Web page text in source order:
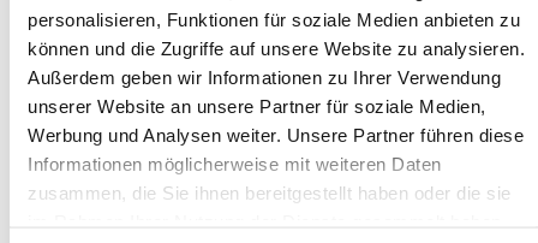
personalisieren, Funktionen für soziale Medien anbieten zu
können und die Zugriffe auf unsere Website zu analysieren.
Außerdem geben wir Informationen zu Ihrer Verwendung
unserer Website an unsere Partner für soziale Medien,
Werbung und Analysen weiter. Unsere Partner führen diese
Informationen möglicherweise mit weiteren Daten
zusammen, die Sie ihnen bereitgestellt haben oder die sie
Vervoerders/logistieke dienstverleners (voor
levering/retour), en
fulfilment-/distributiepartnersvoor zover
dienstverlening uit te voeren.